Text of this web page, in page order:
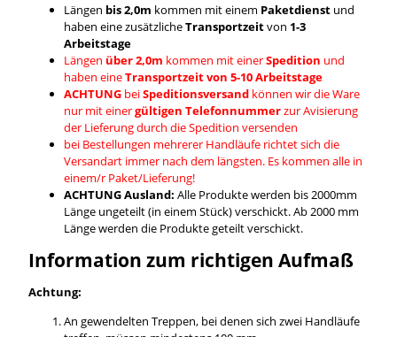
Längen bis 2,0m kommen mit einem Paketdienstund
haben eine zusätzlicheTransportzeitvon 1-3
Arbeitstage
Längen über 2,0m kommen mit einerSpedition und
haben eineTransportzeit von 5-10 Arbeitstage
ACHTUNGbeiSpeditionsversandkönnen wir die Ware
nur mit einergültigen Telefonnummerzur Avisierung
der Lieferung durch die Spedition versenden
bei Bestellungen mehrerer Handläufe richtet sich die
Versandart immer nach dem längsten. Es kommen alle in
einem/r Paket/Lieferung!
ACHTUNG Ausland: Alle Produkte werden bis 2000mm
Länge ungeteilt (in einem Stück) verschickt. Ab 2000 mm
Länge werden die Produkte geteilt verschickt.
Information zum richtigen Aufmaß
Achtung:
An gewendelten Treppen, bei denen sich zwei Handläufe